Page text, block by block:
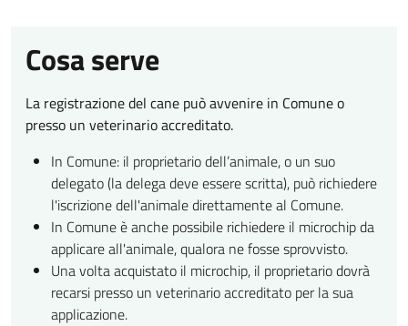
Cosa serve
La registrazione del cane può avvenire in Comune o
presso un veterinario accreditato.
In Comune: il proprietario dell’animale, o un suo
delegato (la delega deve essere scritta), può richiedere
l'iscrizione dell'animale direttamente al Comune.
In Comune è anche possibile richiedere il microchip da
applicare all'animale, qualora ne fosse sprovvisto.
Una volta acquistato il microchip, il proprietario dovrà
recarsi presso un veterinario accreditato per la sua
applicazione.